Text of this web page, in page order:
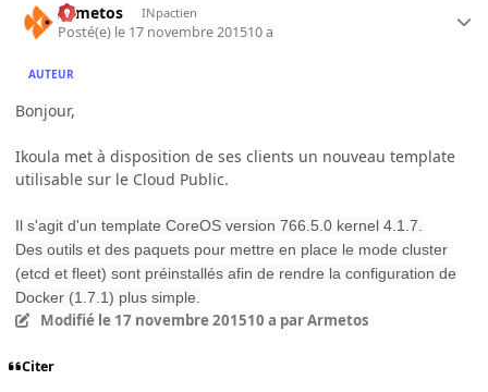
Armetos INpactien
Posté(e) le 17 novembre 201510 a
AUTEUR
Bonjour,
Ikoula met à disposition de ses clients un nouveau template
utilisable sur le Cloud Public.
Il s'agit d'un template CoreOS version 766.5.0 kernel 4.1.7.
Des outils et des paquets pour mettre en place le mode cluster
(etcd et fleet) sont préinstallés afin de rendre la configuration de
Docker (1.7.1) plus simple.
Modifié le 17 novembre 201510 a par Armetos
Citer